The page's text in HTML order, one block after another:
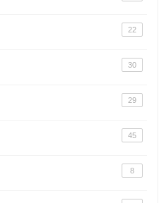
22
30
29
45
8